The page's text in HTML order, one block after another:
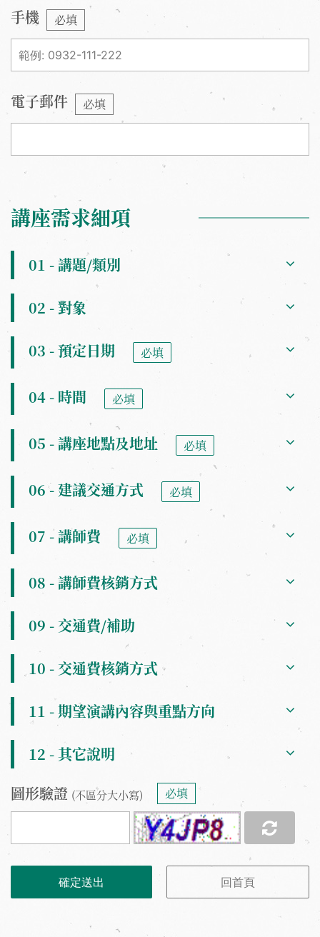
手機 必填
電子郵件 必填
講座需求細項
01 - 講題/類別
02 - 對象
03 - 預定日期 必填
04 - 時間 必填
05 - 講座地點及地址 必填
06 - 建議交通方式 必填
07 - 講師費 必填
08 - 講師費核銷方式
09 - 交通費/補助
10 - 交通費核銷方式
11 - 期望演講內容與重點方向
12 - 其它說明
圖形驗證 (不區分大小寫) 必填
確定送出 回首頁